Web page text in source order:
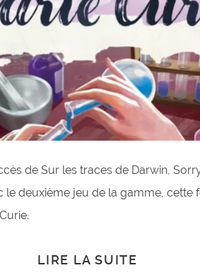
de Sur les traces de Darwin,
le deuxième jeu de la gamme, cette
LIRE LA SUITE